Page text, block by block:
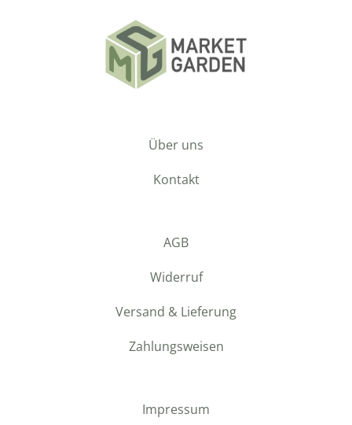
Über uns
Kontakt
AGB
Widerruf
Versand & Lieferung
Zahlungsweisen
Impressum